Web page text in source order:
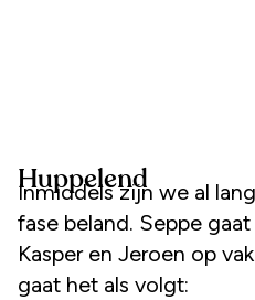
Huppelend
Inmiddels zijn we al
fase beland. Seppe
Kasper en Jeroen op
gaat het als volgt: